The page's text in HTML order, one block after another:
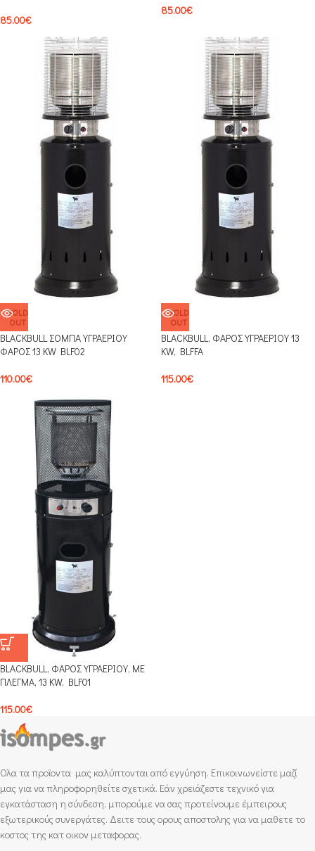
85.00€
85.00€
SOLD
OUT
BLACKBULL ΣΟΜΠΑ ΥΓΡΑΕΡΙΟΥ
ΦΑΡΟΣ 13 KW BLF02
110.00€
SOLD
OUT
BLACKBULL, ΦΑΡΟΣ ΥΓΡΑΕΡΙΟΥ 13
KW, BLFFA
115.00€
BLACKBULL, ΦΑΡΟΣ ΥΓΡΑΕΡΙΟΥ, ΜΕ
ΠΛΕΓΜΑ, 13 KW, BLF01
115.00€
Ολα τα προϊοντα μας καλύπτονται από εγγύηση. Επικοινωνείστε μαζί
μας για να πληροφορηθείτε σχετικά. Εάν χρειάζεστε τεχνικό για
εγκατάσταση η σύνδεση, μπορούμε να σας προτείνουμε έμπειρους
εξωτερικούς συνεργάτες. Δειτε τους ορους αποστολης για να μαθετε το
κοστος της κατ οικον μεταφορας.